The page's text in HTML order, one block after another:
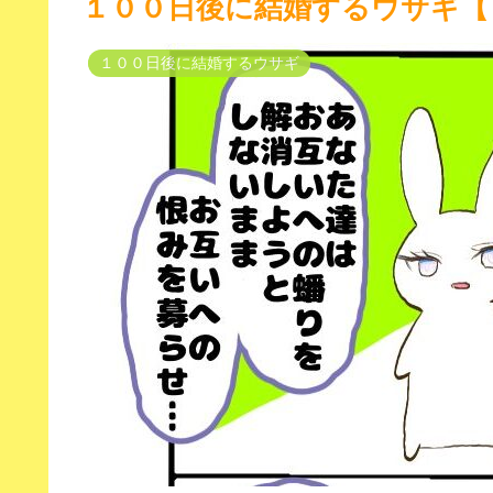
１００日後に結婚するウサギ
１００日後に結婚するウサギ